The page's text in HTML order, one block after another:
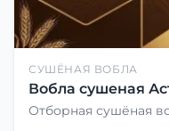
СУШЁНАЯ ВОБЛА
Вобла сушеная
Отборная сушёная